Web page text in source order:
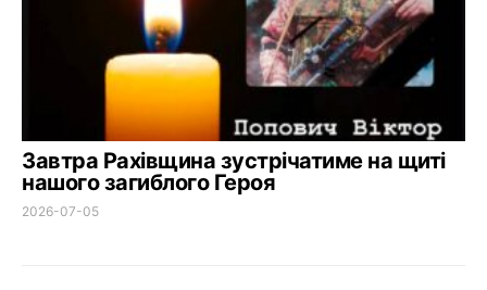
Завтра Рахівщина зустрічатиме на щиті
нашого загиблого Героя
2026-07-05